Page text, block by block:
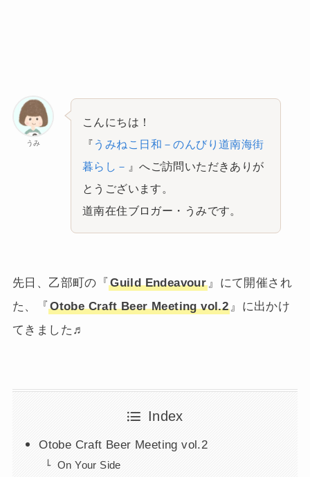
うみ
こんにちは！
『 うみねこ日和－のんびり道南海街
暮らし－ 』へご訪問いただきありが
とうございます。
道南在住ブロガー・うみです。
先日、乙部町の『Guild Endeavour 』にて開催され
た、『Otobe Craft Beer Meeting vol.2 』に出かけ
てきました♬
Index
Otobe Craft Beer Meeting vol.2
On Your Side